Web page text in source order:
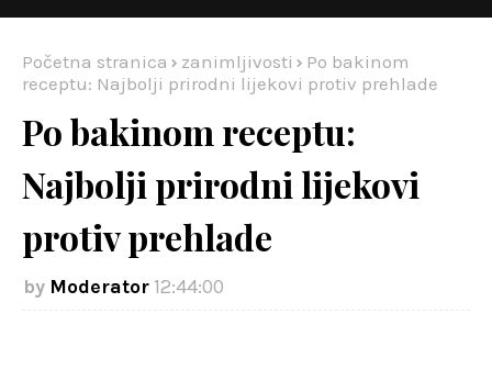
Početna stranica zanimljivosti
Po bakinom
receptu: Najbolji prirodni lijekovi protiv prehlade
Po bakinom receptu:
Najbolji prirodni lijekovi
protiv prehlade
Moderator 12:44:00